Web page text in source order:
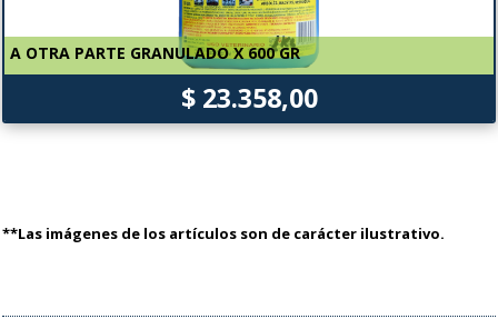
A OTRA PARTE GRANULADO X 600 GR
$ 23.358,00
**Las imágenes de los artículos son de carácter ilustrativo.